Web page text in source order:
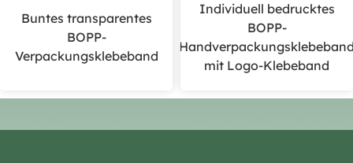
Buntes transparentes
BOPP-
Verpackungsklebeband
Individuell bedrucktes
BOPP-
mit Logo-Klebeband